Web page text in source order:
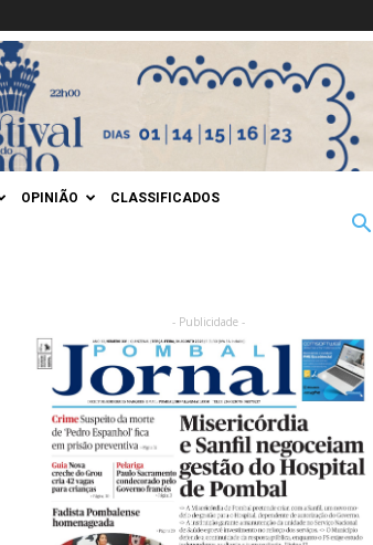
OPINIÃO CLASSIFICADOS
- Publicidade -